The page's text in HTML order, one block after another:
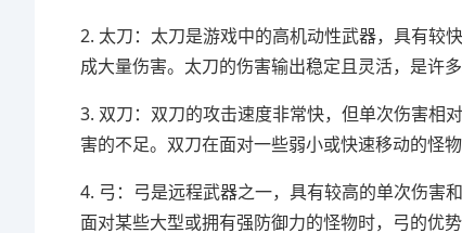
2. 太刀：太刀是游戏中的高机动性武器，具有较
成大量伤害。太刀的伤害输出稳定且灵活，是许多
3. 双刀：双刀的攻击速度非常快，但单次伤害相
害的不足。双刀在面对一些弱小或快速移动的怪
4. 弓：弓是远程武器之一，具有较高的单次伤害
面对某些大型或拥有强防御力的怪物时，弓的优势